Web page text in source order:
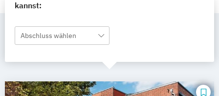
kannst:
Abschluss wählen